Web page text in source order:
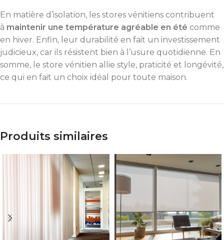
En matière d’isolation, les stores vénitiens contribuent
à maintenir une température agréable en été comme
en hiver. Enfin, leur durabilité en fait un investissement
judicieux, car ils résistent bien à l’usure quotidienne. En
somme, le store vénitien allie style, praticité et longévité,
ce qui en fait un choix idéal pour toute maison.
Produits similaires